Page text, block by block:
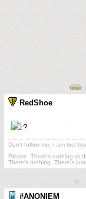
RedShoe
Don't follow me. I am lost too
Please. There's nothing to
There's nothing. There's
#ANONIEM